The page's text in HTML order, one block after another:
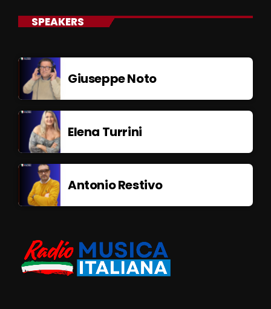
SPEAKERS
Giuseppe Noto
Elena Turrini
Antonio Restivo